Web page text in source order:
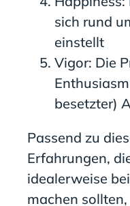
sich rund
einstellt
Vigor: Die
besetzter)
Passend zu
Erfahrungen,
idealerweise
machen